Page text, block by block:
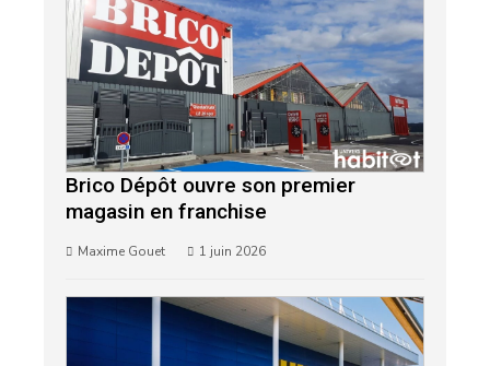
Brico Dépôt ouvre son premier
magasin en franchise
Maxime Gouet 1 juin 2026